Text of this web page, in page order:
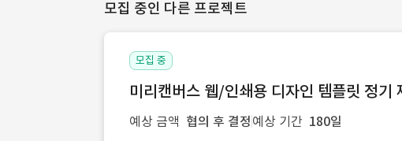
모집 중인 다른 프로젝트
모집 중
미리캔버스 웹/인쇄용 디자인 템플릿 정기
예상 금액 협의 후 결정 예상 기간 180일